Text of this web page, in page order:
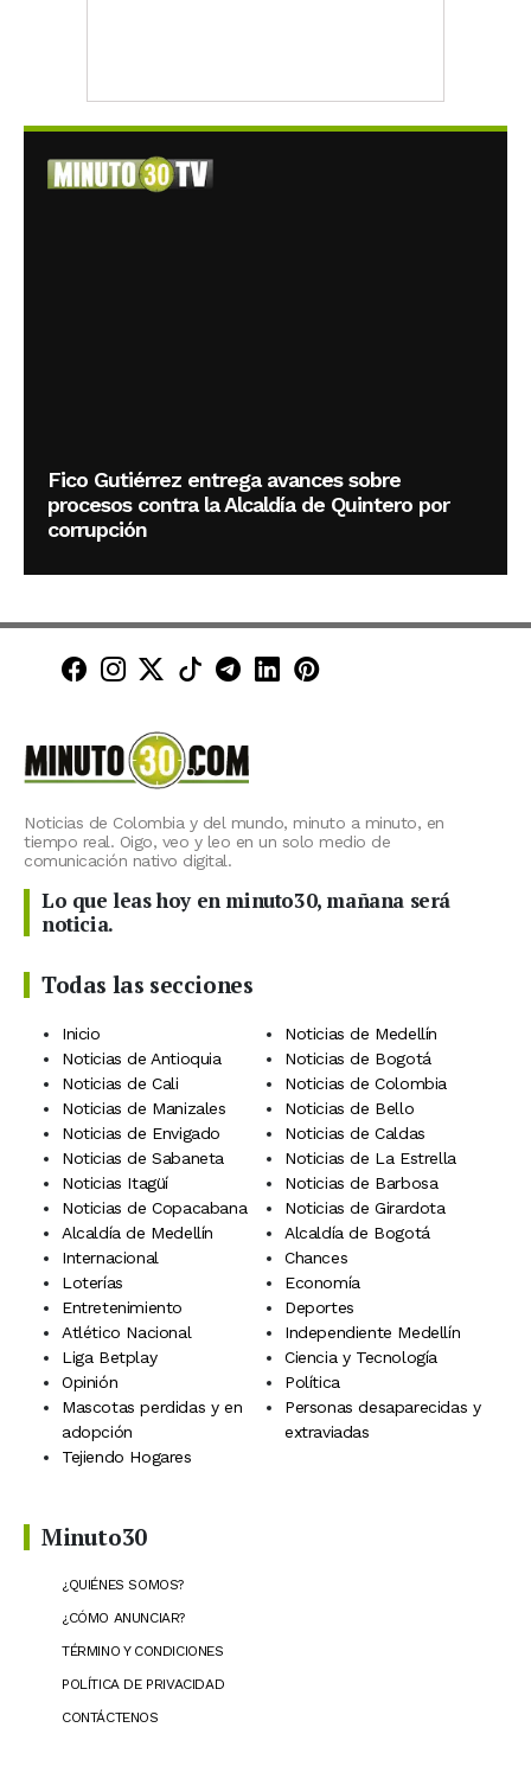
Fico Gutiérrez entrega avances sobre
procesos contra la Alcaldía de Quintero por
corrupción
Minuto30 en Facebook
Minuto30 en Instagram
Minuto30 en X (Twitter)
Minuto30 en TikTok
Canal de Minuto30 en
Minuto30 en LinkedIn
Minuto30 en
Noticias de Colombia y del mundo, minuto a minuto, en
tiempo real. Oigo, veo y leo en un solo medio de
comunicación nativo digital.
Lo que leas hoy en minuto30, mañana será
noticia.
Todas las secciones
Inicio
Noticias de Medellín
Noticias de Antioquia
Noticias de Bogotá
Noticias de Cali
Noticias de Colombia
Noticias de Manizales
Noticias de Bello
Noticias de Envigado
Noticias de Caldas
Noticias de Sabaneta
Noticias de La Estrella
Noticias Itagüí
Noticias de Barbosa
Noticias de Copacabana
Noticias de Girardota
Alcaldía de Medellín
Alcaldía de Bogotá
Internacional
Chances
Loterías
Economía
Entretenimiento
Deportes
Atlético Nacional
Independiente Medellín
Liga Betplay
Ciencia y Tecnología
Opinión
Política
Mascotas perdidas y en
adopción
Personas desaparecidas y
extraviadas
Tejiendo Hogares
Minuto30
¿QUIÉNES SOMOS?
¿CÓMO ANUNCIAR?
TÉRMINO Y CONDICIONES
POLÍTICA DE PRIVACIDAD
CONTÁCTENOS